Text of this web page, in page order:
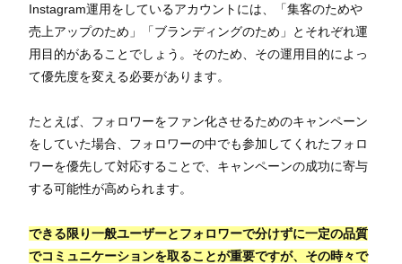
Instagram運用をしているアカウントには、「集客のためや
売上アップのため」「ブランディングのため」とそれぞれ運
用目的があることでしょう。そのため、その運用目的によっ
て優先度を変える必要があります。
たとえば、フォロワーをファン化させるためのキャンペーン
をしていた場合、フォロワーの中でも参加してくれたフォロ
ワーを優先して対応することで、キャンペーンの成功に寄与
する可能性が高められます。
できる限り一般ユーザーとフォロワーで分けずに一定の品質
でコミュニケーションを取ることが重要ですが、その時々で